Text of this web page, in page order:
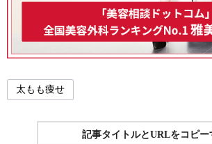
太もも痩せ
記事タイトルとURLをコピー